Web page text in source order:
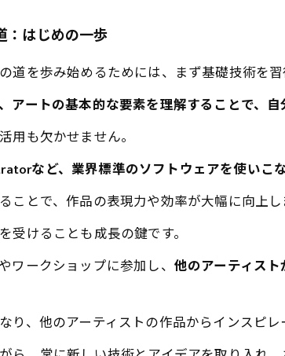
：はじめの一歩
道を歩み始めるためには、まず基礎技術を習
アートの基本的な要素を理解することで、
用も欠かせません。
など、業界標準のソフトウェアを使いこ
ことで、作品の表現力や効率が大幅に向上し
受けることも成長の鍵です。
ワークショップに参加し、 他のアーティス
り、他のアーティストの作品からインスピレ